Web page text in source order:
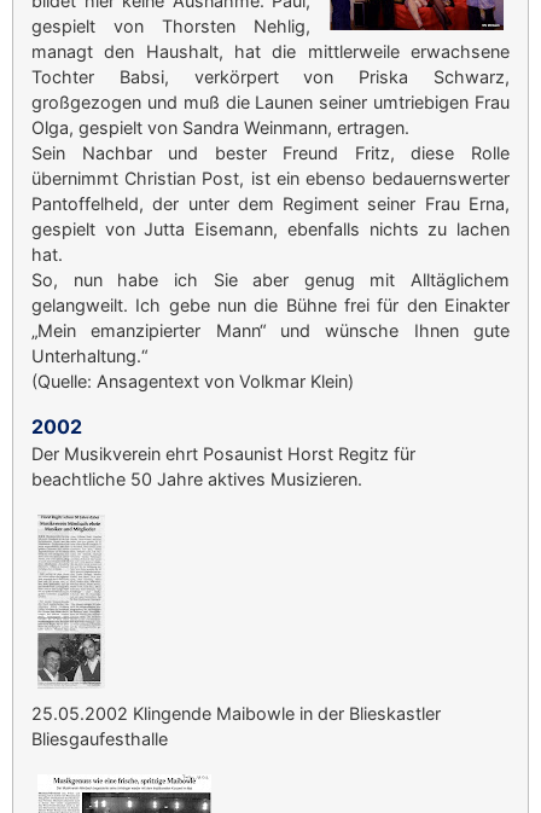
gespielt von Thorsten Nehlig,
managt den Haushalt, hat die mittlerweile erwachsene
Tochter Babsi, verkörpert von Priska Schwarz,
großgezogen und muß die Launen seiner umtriebigen Frau
Olga, gespielt von Sandra Weinmann, ertragen.
Sein Nachbar und bester Freund Fritz, diese Rolle
übernimmt Christian Post, ist ein ebenso bedauernswerter
Pantoffelheld, der unter dem Regiment seiner Frau Erna,
gespielt von Jutta Eisemann, ebenfalls nichts zu lachen
hat.
So, nun habe ich Sie aber genug mit Alltäglichem
gelangweilt. Ich gebe nun die Bühne frei für den Einakter
„Mein emanzipierter Mann“ und wünsche Ihnen gute
Unterhaltung.“
(Quelle: Ansagentext von Volkmar Klein)
2002
Der Musikverein ehrt Posaunist Horst Regitz für
beachtliche 50 Jahre aktives Musizieren.
25.05.2002 Klingende Maibowle in der Blieskastler
Bliesgaufesthalle